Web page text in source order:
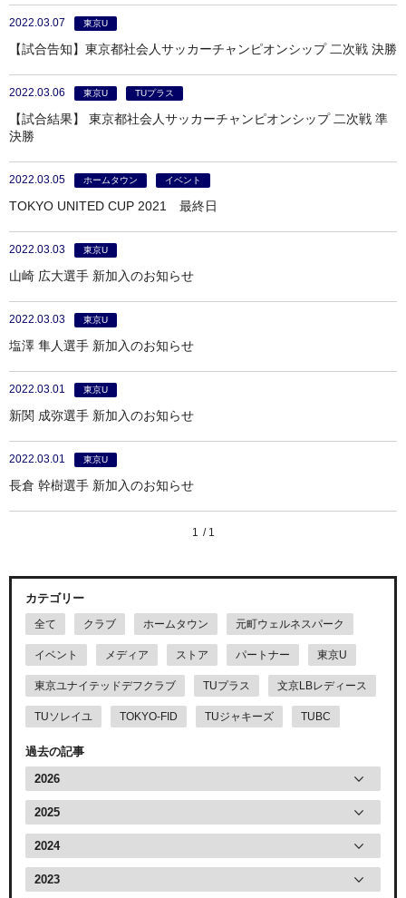
2022.03.07 東京U
【試合告知】東京都社会人サッカーチャンピオンシップ 二次戦 決勝
2022.03.06 東京U TUプラス
【試合結果】 東京都社会人サッカーチャンピオンシップ 二次戦 準
決勝
2022.03.05 ホームタウン イベント
TOKYO UNITED CUP 2021 最終日
2022.03.03 東京U
山崎 広大選手 新加入のお知らせ
2022.03.03 東京U
塩澤 隼人選手 新加入のお知らせ
2022.03.01 東京U
新関 成弥選手 新加入のお知らせ
2022.03.01 東京U
長倉 幹樹選手 新加入のお知らせ
1 1
カテゴリー
全て クラブ ホームタウン 元町ウェルネスパーク
イベント メディア ストア パートナー 東京U
東京ユナイテッドデフクラブ TUプラス 文京LBレディース
TUソレイユ TOKYO-FID TUジャキーズ TUBC
過去の記事
2026
2025
2024
2023